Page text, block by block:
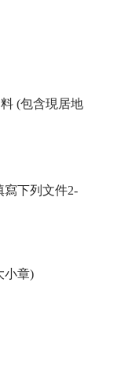
(包含現居地
寫下列文件2-
小章)